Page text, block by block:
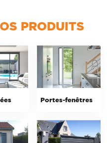
PRODUITS
Portes-fenêtres